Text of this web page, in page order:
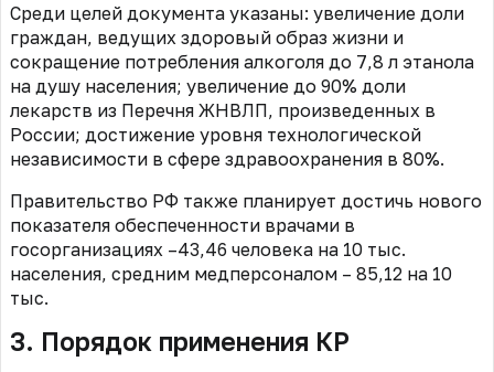
Среди целей документа указаны: увеличение доли
граждан, ведущих здоровый образ жизни и
сокращение потребления алкоголя до 7,8 л этанола
на душу населения; увеличение до 90% доли
лекарств из Перечня ЖНВЛП, произведенных в
России; достижение уровня технологической
независимости в сфере здравоохранения в 80%.
Правительство РФ также планирует достичь нового
показателя обеспеченности врачами в
госорганизациях –43,46 человека на 10 тыс.
населения, средним медперсоналом – 85,12 на 10
тыс.
3. Порядок применения КР